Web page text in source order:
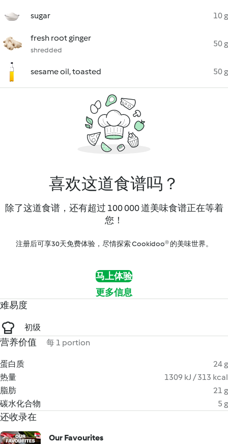
sugar 10 g
fresh root ginger
shredded
50 g
sesame oil, toasted 50 g
喜欢这道食谱吗？
除了这道食谱，还有超过 100 000 道美味食谱正在等着
您！
注册后可享30天免费体验，尽情探索 Cookidoo® 的美味世界。
马上体验
更多信息
难易度
初级
营养价值 每 1 portion
蛋白质
24 g
热量
1309 kJ / 313 kcal
脂肪
21 g
碳水化合物
5 g
还收录在
Our Favourites